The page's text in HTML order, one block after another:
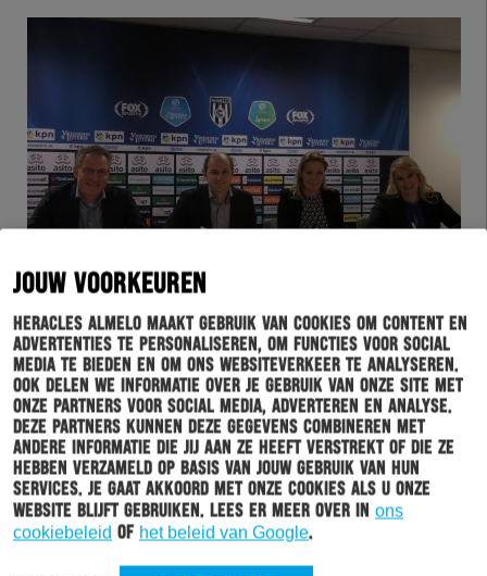
JOUW VOORKEUREN
Heracles Almelo maakt gebruik van cookies om content en
advertenties te personaliseren, om functies voor social
media te bieden en om ons websiteverkeer te analyseren.
Ook delen we informatie over je gebruik van onze site met
onze partners voor social media, adverteren en analyse.
Deze partners kunnen deze gegevens combineren met
andere informatie die jij aan ze heeft verstrekt of die ze
hebben verzameld op basis van jouw gebruik van hun
services. Je gaat akkoord met onze cookies als u onze
website blijft gebruiken. Lees er meer over in ons
cookiebeleid of het beleid van Google.
DURA VERMEER TEKENT CONTRACT BIJ